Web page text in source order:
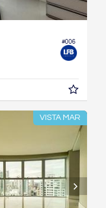
#006
VISTA MAR